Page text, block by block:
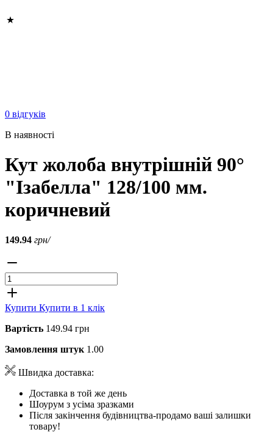
0 відгуків
В наявності
Кут жолоба внутрішній 90°
"Ізабелла" 128/100 мм.
коричневий
149.94 грн/
Купити Купити в 1 клік
Вартість 149.94 грн
Замовлення штук 1.00
Швидка доставка:
Доставка в той же день
Шоурум з усіма зразками
Після закінчення будівництва-продамо ваші залишки
товару!